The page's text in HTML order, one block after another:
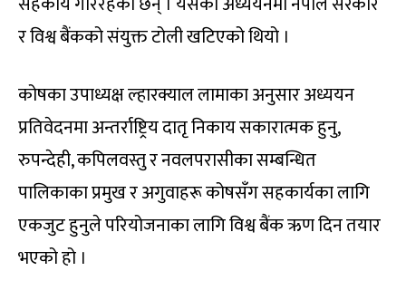
र विश्व बैंकको संयुक्त टोली खटिएको थियो ।
कोषका उपाध्यक्ष ल्हारक्याल लामाका अनुसार अध्ययन
प्रतिवेदनमा अन्तर्राष्ट्रिय दातृ निकाय सकारात्मक हुनु,
रुपन्देही, कपिलवस्तु र नवलपरासीका सम्बन्धित
पालिकाका प्रमुख र अगुवाहरू कोषसँग सहकार्यका लागि
एकजुट हुनुले परियोजनाका लागि विश्व बैंक ऋण दिन तयार
भएको हो ।